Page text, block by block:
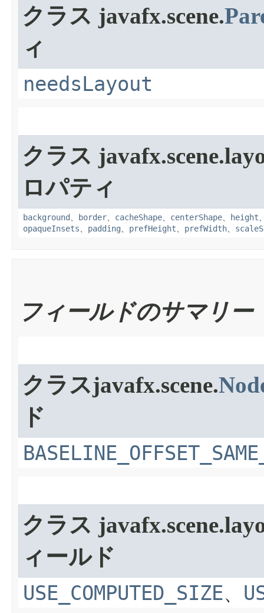
クラス javafx.scene.
ィ
needsLayout
クラス
ロパティ
background border cacheShape centerShape height
opaqueInsets
padding prefHeight prefWidth
フィールドのサマリー
クラスjavafx.scene.
ド
クラス
ィールド
USE_COMPUTED_SIZE、